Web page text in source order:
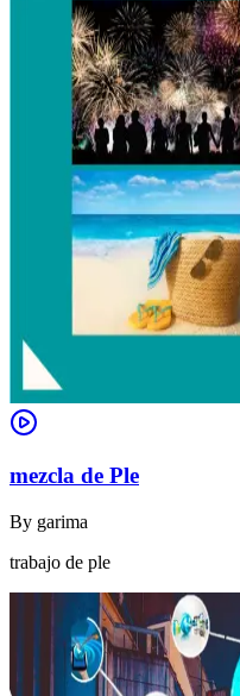
mezcla de Ple
By garima
trabajo de ple